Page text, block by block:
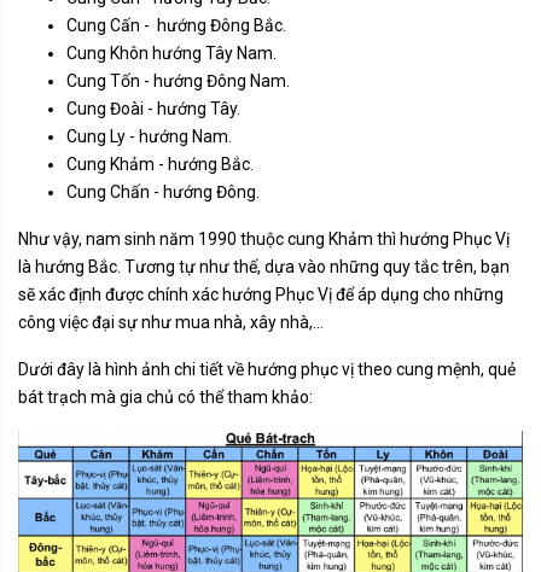
Cung Cấn - hướng Đông Bắc.
Cung Khôn hướng Tây Nam.
Cung Tốn - hướng Đông Nam.
Cung Đoài - hướng Tây.
Cung Ly - hướng Nam.
Cung Khảm - hướng Bắc.
Cung Chấn - hướng Đông.
Như vậy, nam sinh năm 1990 thuộc cung Khảm thì hướng Phục Vị
là hướng Bắc. Tương tự như thế, dựa vào những quy tắc trên, bạn
sẽ xác định được chính xác hướng Phục Vị để áp dụng cho những
công việc đại sự như mua nhà, xây nhà,...
Dưới đây là hình ảnh chi tiết về hướng phục vị theo cung mệnh, quẻ
bát trạch mà gia chủ có thể tham khảo: